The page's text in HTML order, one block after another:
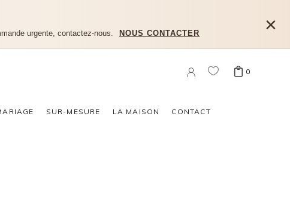
urgente, contactez-nous. NOUS CONTACTER ×
0
SUR-MESURE LA MAISON CONTACT